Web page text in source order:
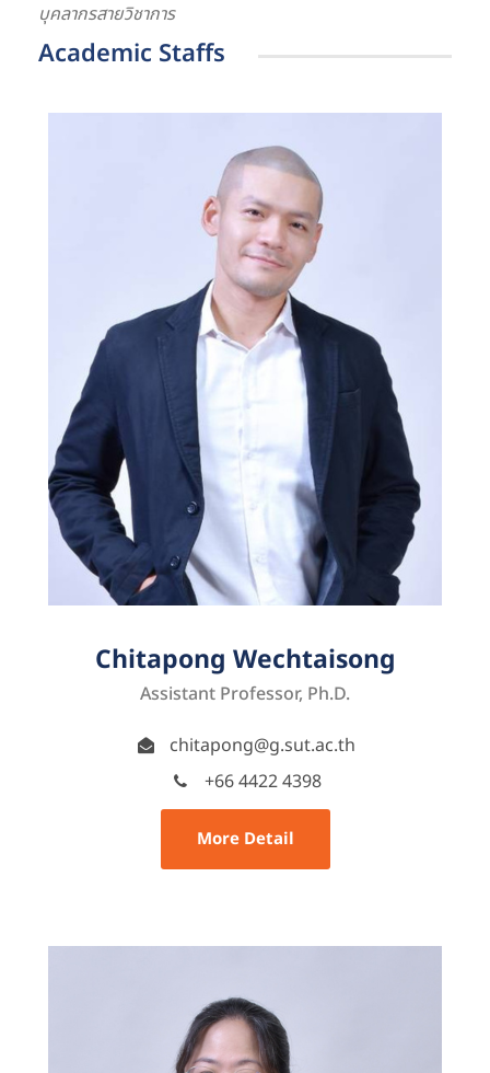
บุคลากรสายวิชาการ
Academic Staffs
Chitapong Wechtaisong
Assistant Professor, Ph.D.
chitapong@g.sut.ac.th
+66 4422 4398
More Detail